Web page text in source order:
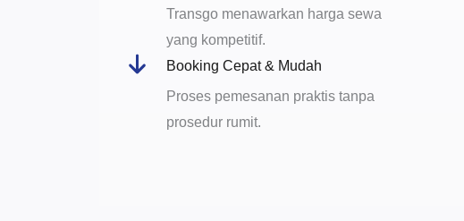
Transgo menawarkan harga sewa
yang kompetitif.
Booking Cepat & Mudah
Proses pemesanan praktis tanpa
prosedur rumit.